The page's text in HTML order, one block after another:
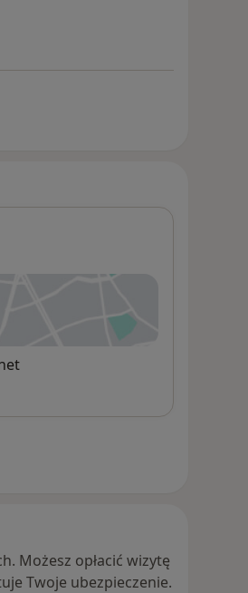
karcie
Możesz opłacić wizytę
Twoje ubezpieczenie.